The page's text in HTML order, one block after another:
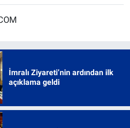
İmralı Ziyareti’nin ardından ilk
açıklama geldi